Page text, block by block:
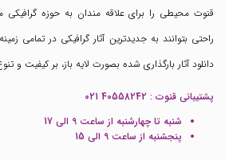
قنوت محیطی را برای علاقه مندان به حوزه
راحتی بتوانند به جدیدترین آثار گرافیکی در تمامی
دانلود آثار بارگذاری شده بصورت لایه باز، بر کیفیت و
پشتیبانی قنوت : 021 40558242
شنبه تا چهارشنبه از ساعت 9 الی 17
پنجشنبه از ساعت 9 الی 15